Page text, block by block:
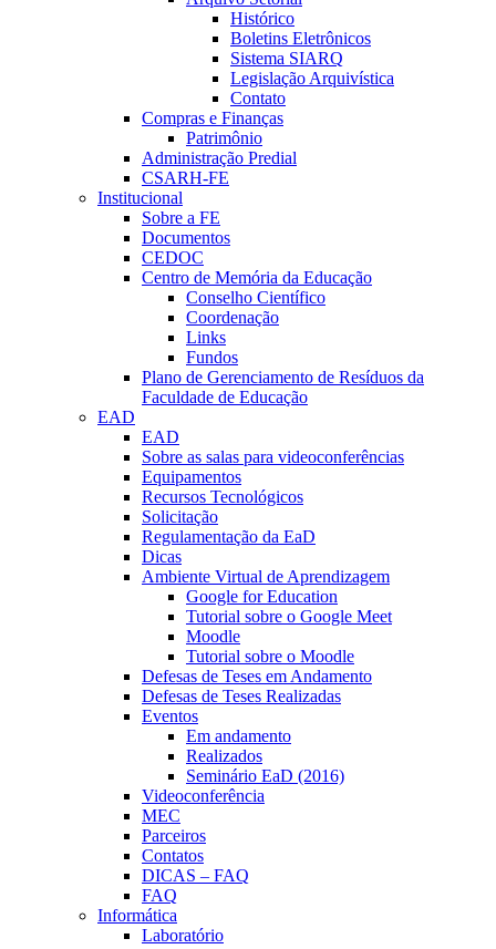
Histórico
Boletins Eletrônicos
Sistema SIARQ
Legislação Arquivística
Contato
Compras e Finanças
Patrimônio
Administração Predial
CSARH-FE
Institucional
Sobre a FE
Documentos
CEDOC
Centro de Memória da Educação
Conselho Científico
Coordenação
Links
Fundos
Plano de Gerenciamento de Resíduos da
Faculdade de Educação
EAD
EAD
Sobre as salas para videoconferências
Equipamentos
Recursos Tecnológicos
Solicitação
Regulamentação da EaD
Dicas
Ambiente Virtual de Aprendizagem
Google for Education
Tutorial sobre o Google Meet
Moodle
Tutorial sobre o Moodle
Defesas de Teses em Andamento
Defesas de Teses Realizadas
Eventos
Em andamento
Realizados
Seminário EaD (2016)
Videoconferência
MEC
Parceiros
Contatos
DICAS – FAQ
FAQ
Informática
Laboratório